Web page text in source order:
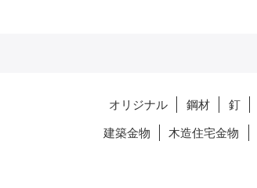
オリジナル 鋼材 釘
建築金物 木造住宅金物